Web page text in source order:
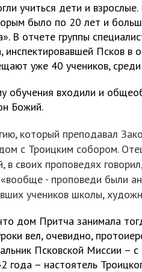
учиться дети и
было по 20 лет и
В отчете группы
инспектировавшей Псков в
уже 40 учеников,
обучения входили и
Божий.
который преподавал
с Троицким собором.
в своих проповедях
- проповеди были
учеников школы,
дом Притча занимала
вел, очевидно,
Псковской Миссии –
года – настоятель